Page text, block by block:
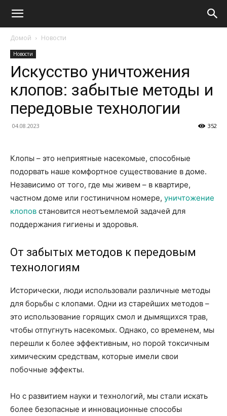
Домой Новости
Новости
Искусство уничтожения
клопов: забытые методы и
передовые технологии
04.08.2023 352
Клопы – это неприятные насекомые, способные
подорвать наше комфортное существование в доме.
Независимо от того, где мы живем – в квартире,
частном доме или гостиничном номере, уничтожение
клопов становится неотъемлемой задачей для
поддержания гигиены и здоровья.
От забытых методов к передовым
технологиям
Исторически, люди использовали различные методы
для борьбы с клопами. Одни из старейших методов –
это использование горящих смол и дымящихся трав,
чтобы отпугнуть насекомых. Однако, со временем, мы
перешли к более эффективным, но порой токсичным
химическим средствам, которые имели свои
побочные эффекты.
Но с развитием науки и технологий, мы стали искать
более безопасные и инновационные способы